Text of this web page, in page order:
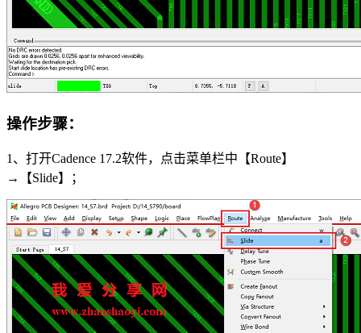
操作步骤：
1、打开Cadence 17.2软件，点击菜单栏中【Route】
→【Slide】；